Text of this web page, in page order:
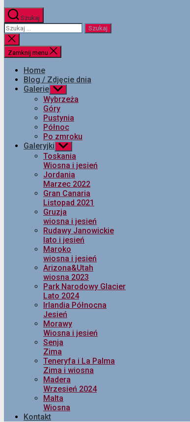
Szukaj
Szukaj:
Zamknij
wyszukiwanie
Zamknij menu
Home
Blog / Zdjęcie dnia
Galerie Pokaż
podmenu
Wybrzeża
Góry
Pustynia
Północ
Po zmroku
Galeryjki Pokaż
podmenu
Toskania
Wiosna i jesień
Jordania
Marzec 2022
Gran Canaria
Listopad 2021
Gruzja
wiosna i jesień
Rudawy Janowickie
lato i jesień
Maroko
wiosna i jesień
Arizona&Utah
wiosna 2023
Park Narodowy Glacier
Lato 2024
Irlandia Północna
Jesień
Morawy
Wiosna i jesień
Senja
Zima
Teneryfa i La Palma
Zima i wiosna
Madera
Wrzesień 2024
Malta
Wiosna
Kontakt